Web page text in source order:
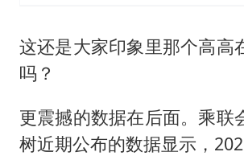
这还是大家印象里那个高高
吗？
更震撼的数据在后面。乘联
树近期公布的数据显示，